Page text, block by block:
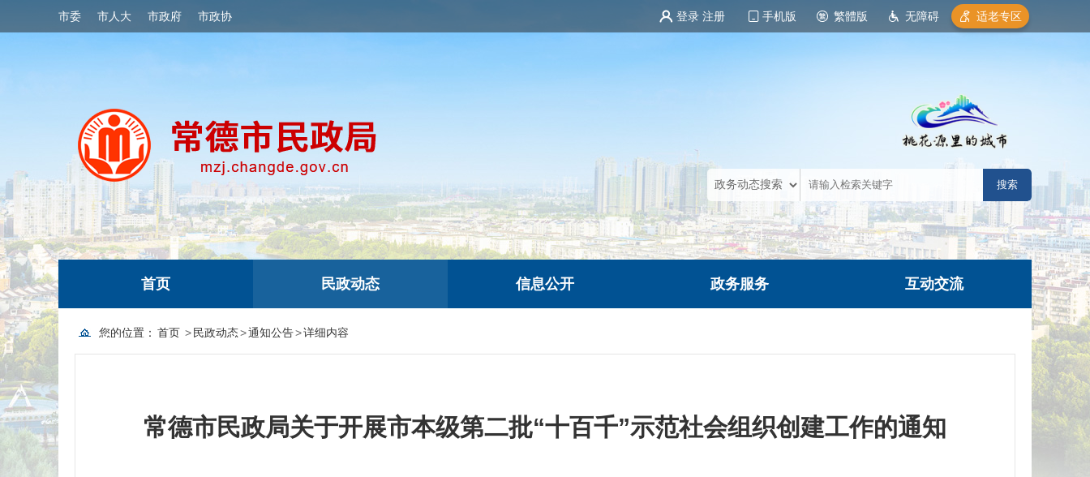
市委 市人大 市政府 市政协 登录 注册 手机版 繁體版 无障碍 适老专区
首页 民政动态 信息公开 政务服务 互动交流
您的位置： 首页 > 民政动态>通知公告>详细内容
常德市民政局关于开展市本级第二批“十百千”示范社会组织创建工作的通知